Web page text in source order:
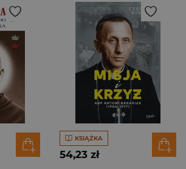
KSIĄŻKA
54,23 zł